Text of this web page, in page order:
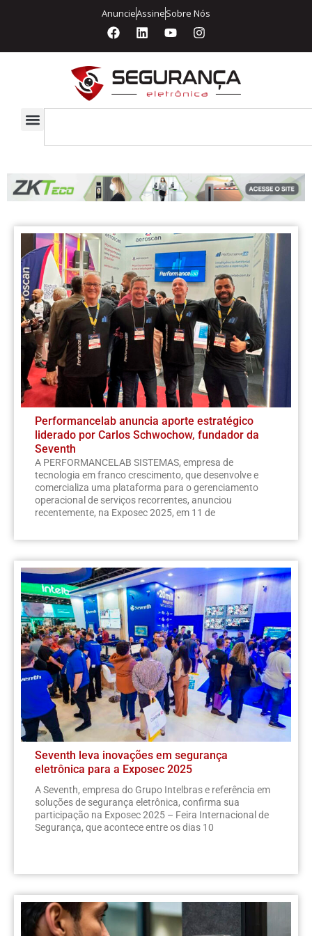
AnuncieAssineSobre Nós
Performancelab anuncia aporte estratégico
liderado por Carlos Schwochow, fundador da
Seventh
A PERFORMANCELAB SISTEMAS, empresa de
tecnologia em franco crescimento, que desenvolve e
comercializa uma plataforma para o gerenciamento
operacional de serviços recorrentes, anunciou
recentemente, na Exposec 2025, em 11 de
Seventh leva inovações em segurança
eletrônica para a Exposec 2025
A Seventh, empresa do Grupo Intelbras e referência em
soluções de segurança eletrônica, confirma sua
participação na Exposec 2025 – Feira Internacional de
Segurança, que acontece entre os dias 10